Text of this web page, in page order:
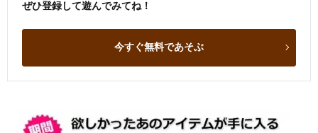
ぜひ登録して遊んでみてね！
今すぐ無料であそぶ